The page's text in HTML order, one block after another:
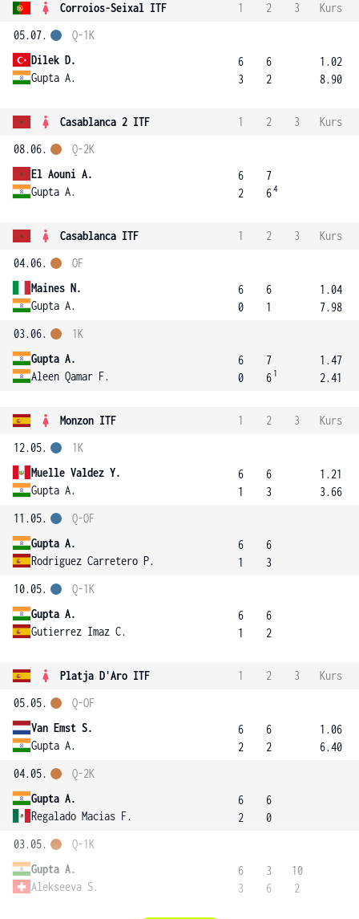
Corroios-Seixal ITF 1 2 3
Kurs
05.07.
Dilek D.
Gupta A.
Q-1K
6
3
6
2
1.02
8.90
Casablanca 2 ITF 1 2 3
Kurs
08.06.
El Aouni A.
Gupta A.
Q-2K
6
2
7
64
Casablanca ITF 1 2 3
Kurs
04.06.
Maines N.
Gupta A.
OF
6
0
6
1
1.04
7.98
03.06.
Gupta A.
Aleen Qamar F.
1K
6
0
7
6 1
1.47
2.41
Monzon ITF 1 2 3
Kurs
12.05.
Muelle Valdez Y.
Gupta A.
1K
6
1
6
3
1.21
3.66
11.05.
Gupta A.
Rodriguez Carretero P.
Q-OF
6
1
6
3
10.05.
Gupta A.
Gutierrez Imaz C.
Q-1K
6
1
6
2
Platja D'Aro ITF 1 2 3
Kurs
05.05.
Van Emst S.
Gupta A.
Q-OF
6
2
6
2
1.06
6.40
04.05.
Gupta A.
Regalado Macias F.
Q-2K
6
2
6
0
03.05.
Gupta A.
Alekseeva S.
Q-1K
6
3
3
6
10
2